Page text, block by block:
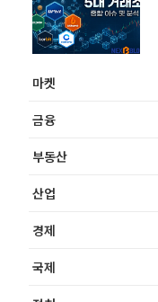
마켓
금융
부동산
산업
경제
국제